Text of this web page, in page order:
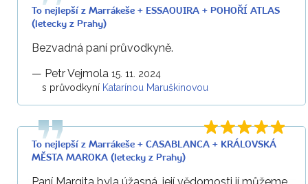
To nejlepší z Marrákeše + ESSAOUIRA + POHOŘÍ ATLAS
(letecky z Prahy)
Bezvadná paní průvodkyně.
— Petr Vejmola 15. 11. 2024
s průvodkyní Katarínou Maruškinovou
To nejlepší z Marrákeše + CASABLANCA + KRÁLOVSKÁ
MĚSTA MAROKA (letecky z Prahy)